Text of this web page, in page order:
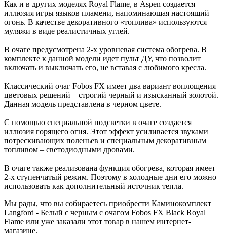
Как и в других моделях Royal Flame, в Aspen создается
иллюзия игры языков пламени, напоминающая настоящий
огонь. В качестве декоративного «топлива» используются
муляжи в виде реалистичных углей.
В очаге предусмотрена 2-х уровневая система обогрева. В
комплекте к данной модели идет пульт ДУ, что позволит
включать и выключать его, не вставая с любимого кресла.
Классический очаг Fobos FX имеет два вариант воплощения
цветовых решений – строгий черный и изысканный золотой.
Данная модель представлена в черном цвете.
С помощью специальной подсветки в очаге создается
иллюзия горящего огня. Этот эффект усиливается звуками
потрескивающих поленьев и специальным декоративным
топливом – светодиодными дровами.
В очаге также реализована функция обогрева, которая имеет
2-х ступенчатый режим. Поэтому в холодные дни его можно
использовать как дополнительный источник тепла.
Мы рады, что вы собираетесь приобрести Каминокомплект
Langford - Белый с черным с очагом Fobos FX Black Royal
Flame или уже заказали этот товар в нашем интернет-
магазине.